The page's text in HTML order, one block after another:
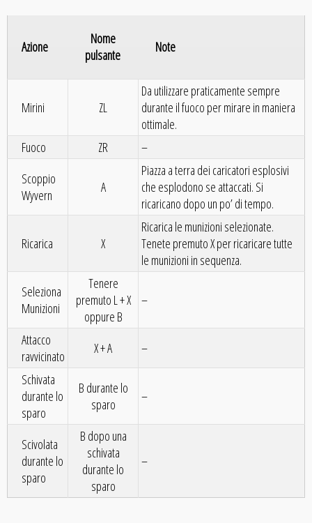
Azione
Nome
pulsante
Note
Mirini ZL
Da utilizzare praticamente sempre
durante il fuoco per mirare in maniera
ottimale.
Fuoco
ZR
–
Scoppio
Wyvern
A
Piazza a terra dei caricatori esplosivi
che esplodono se attaccati. Si
ricaricano dopo un po’ di tempo.
Ricarica X
Ricarica le munizioni selezionate.
Tenete premuto X per ricaricare tutte
le munizioni in sequenza.
Seleziona
Munizioni
Tenere
premuto L + X
oppure B
–
Attacco
ravvicinato
X + A
–
Schivata
durante lo
sparo
B durante lo
sparo
–
Scivolata
durante lo
sparo
B dopo una
schivata
durante lo
sparo
–